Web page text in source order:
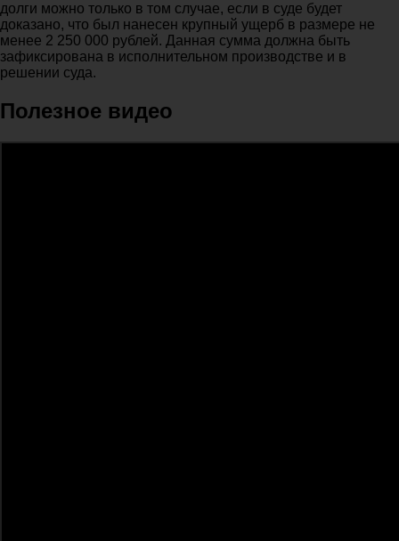
долги можно только в том случае, если в суде будет
доказано, что был нанесен крупный ущерб в размере не
менее 2 250 000 рублей. Данная сумма должна быть
зафиксирована в исполнительном производстве и в
решении суда.
Полезное видео